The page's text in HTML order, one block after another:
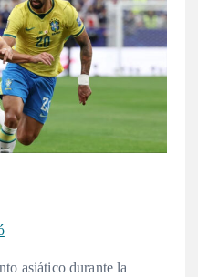
asiático durante la